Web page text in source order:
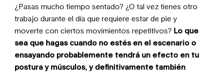
¿Pasas mucho tiempo sentado? ¿O tal vez tienes otro
trabajo durante el día que requiere estar de pie y
moverte con ciertos movimientos repetitivos? Lo que
sea que hagas cuando no estés en el escenario o
ensayando probablemente tendrá un efecto en tu
postura y músculos, y definitivamente también